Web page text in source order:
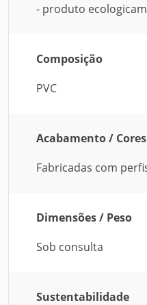
- produto
Composição
PVC
Acabamento / Cores
Fabricadas com
Dimensões / Peso
Sob consulta
Sustentabilidade